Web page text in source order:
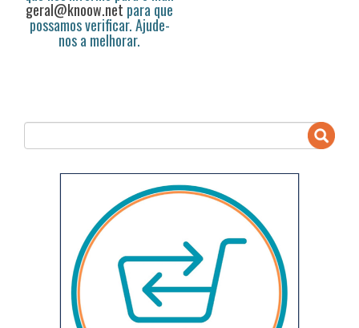
geral@knoow.net para que
possamos verificar. Ajude-
nos a melhorar.